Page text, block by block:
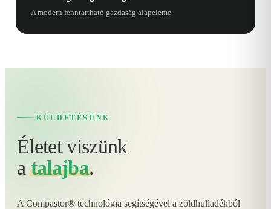
A modern fenntartható gazdaság alapeleme
KÜLDETÉSÜNK
Életet viszünk
atalajba.
A Compastor® technológia segítségével a zöldhulladékból